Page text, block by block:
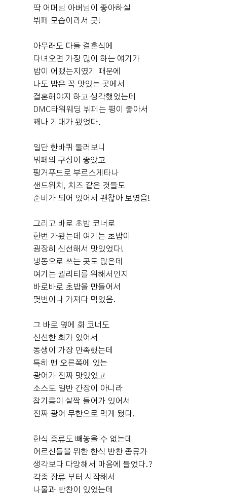
체홀" !! ​DMC타워는 하객분들이 찾아오기에 너무 편해보
이는 웨딩홀이었어요. 주차 공간도 넉넉했고 지하철역이랑
도 연결되어 있답니다~~! 저는 여름 예식이라 날씨 걱정이
컸는데 버스정류장도 바로 10초 거리!! 로비에는 아름다운
연주가 흘러 나와 아름다운 분위기가 폴폴~ 기업은행 AT
M기기가 많이 있어서 돈 뽑기에도 복잡하지 않고 좋을 것
같았어요! DMC타워는 홀이 3개지만 각각 다른 층에 위치
었답니당 ◡̈ 제가 선택한 펠리체홀은 꼭대기 4층에 위치해
있어요 ! 펠리체홀은 어두운홀만 추구하던 제가... 보자마
자 한눈에 반한 홀이에요! ㅠㅠ 아무리 여러 곳을 봐도 눈
에 아른 아른거리는 홀!!🥰 ​ 통창 구조에 층고가 높아 어두
운홀 못지 않게 아름답고 웅장한 홀입니당 스크린도 큼지
가능합니다✨ 연회장은 지하 1층에 준비되어 있고 연회장
이 양측에 각 1개씩 있어서 하객이 겹칠 일도 없을 것 같았
어요 완전 육각형 베뉴아닌가요??!! ​ 음식은 워낙 맛있다고
유명하기도 해서 걱정이 없었는데 실제로 봤을 때도 메뉴
가 정말 다양했고 시식이 벌써부터 기대되었어요ㅋㅋㅋ!!
점심 전 방문이라 메뉴보니 더 배고파지더라구요🥹 ​ 혼주
헤매, 한복샵도 입점해있어 당일에 한 곳에서 모든 걸 해결
하시면 무조건 강추드려요💗
후기가 도움이 되었나요?
조은굿럭 예식후기
2026-08-02 26명 읽음 + 카페
저희가 선택한 DMC타워웨딩은 아내가 처음 투어 갔을 때
다. 저는 아내가 중요하게 보는 부분도 물론 있었지만, 신
랑 입장에서는 주차나 하객분들이 이용하기 편한 환경도
중요하게 생각했는데 전체적으로 만족스러운 웨딩홀이었
습니다. 처음 봤을 때 가장 마음에 들었던 부분은 높은 층
고였습니다. 홀이 넓고 시원한 느낌이 들어서 답답하지 않
았고, 밝은 분위기도 좋았습니다. 나중에 본식 사진을 받아
보니 왜 아내가 이 홀을 좋아했는지 알겠더라고요. 조명이
랑 자연광이 잘 어우러져서 사진도 정말 화사하고 예쁘게
습니다. 하객분들이 많이 오시는 날이라 주차가 불편하면
신경 쓰일 수 있는데, 그런 부분에 대한 걱정이 적어서 좋았
습니다. 또 시식 때 미리 음식을 먹어봤는데 맛도 좋았고
종류도 다양해서 하객분들도 만족하시겠다는 생각이 들었
습니다. 본식 당일에는 청담에서 메이크업을 마치고 웨딩
후기가 도움이 되었나요?
2026-08-02 36명 읽음 + 카페
딱 어머님 아버님이 좋아하실
뷔페 모습이라서 굿!
아무래도 다들 결혼식에
다녀오면 가장 많이 하는 얘기가
밥이 어땠는지였기 때문에
나도 밥은 꼭 맛있는 곳에서
결혼해야지 하고 생각했었는데
DMC타워웨딩 뷔페는 평이 좋아서
꽤나 기대가 됐었다.
일단 한바퀴 둘러보니
뷔페의 구성이 좋았고
핑거푸드로 부르스게타나
샌드위치, 치즈 같은 것들도
준비가 되어 있어서 괜찮아 보였음!
그리고 바로 초밥 코너로
한번 가봤는데 여기는 초밥이
굉장히 신선해서 맛있었다!
냉동으로 쓰는 곳도 많은데
여기는 퀄리티를 위해서인지
바로바로 초밥을 만들어서
몇번이나 가져다 먹었음.
그 바로 옆에 회 코너도
신선한 회가 있어서
동생이 가장 만족했는데
특히 맨 오른쪽에 있는
광어가 진짜 맛있었고
소스도 일반 간장이 아니라
참기름이 살짝 들어가 있어서
진짜 광어 무한으로 먹게 됐다.
한식 종류도 빼놓을 수 없는데
어르신들을 위한 한식 반찬 종류가
생각보다 다양해서 마음에 들었다.?
각종 장류 부터 시작해서
나물과 반찬이 있었는데